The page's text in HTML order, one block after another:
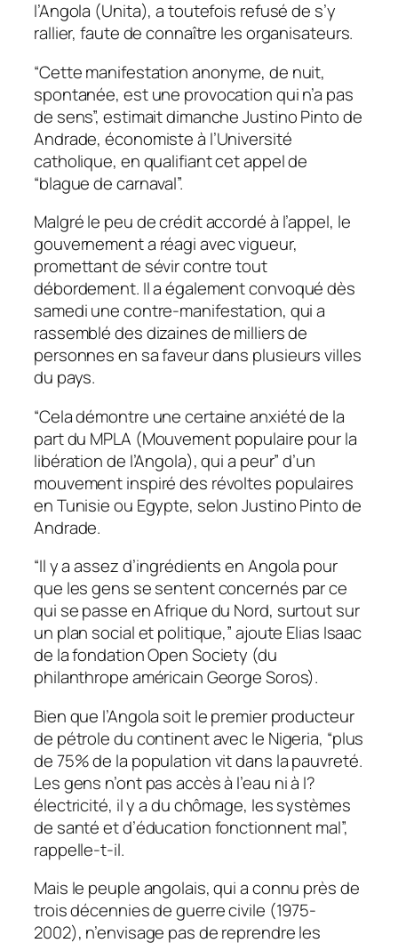
l’Angola (Unita), a toutefois refusé de s’y
rallier, faute de connaître les organisateurs.
“Cette manifestation anonyme, de nuit,
spontanée, est une provocation qui n’a pas
de sens”, estimait dimanche Justino Pinto de
Andrade, économiste à l’Université
catholique, en qualifiant cet appel de
“blague de carnaval”.
Malgré le peu de crédit accordé à l’appel, le
gouvernement a réagi avec vigueur,
promettant de sévir contre tout
débordement. Il a également convoqué dès
samedi une contre-manifestation, qui a
rassemblé des dizaines de milliers de
personnes en sa faveur dans plusieurs villes
du pays.
“Cela démontre une certaine anxiété de la
part du MPLA (Mouvement populaire pour la
libération de l’Angola), qui a peur” d’un
mouvement inspiré des révoltes populaires
en Tunisie ou Egypte, selon Justino Pinto de
Andrade.
“Il y a assez d’ingrédients en Angola pour
que les gens se sentent concernés par ce
qui se passe en Afrique du Nord, surtout sur
un plan social et politique,” ajoute Elias Isaac
de la fondation Open Society (du
philanthrope américain George Soros).
Bien que l’Angola soit le premier producteur
de pétrole du continent avec le Nigeria, “plus
de 75% de la population vit dans la pauvreté.
Les gens n’ont pas accès à l’eau ni à l?
électricité, il y a du chômage, les systèmes
de santé et d’éducation fonctionnent mal”,
rappelle-t-il.
Mais le peuple angolais, qui a connu près de
trois décennies de guerre civile (1975-
2002), n’envisage pas de reprendre les